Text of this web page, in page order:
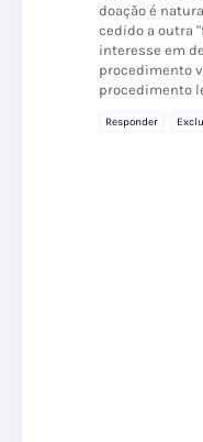
doação é
cedido a outra
interesse em
procedimento
procedimento
Responder